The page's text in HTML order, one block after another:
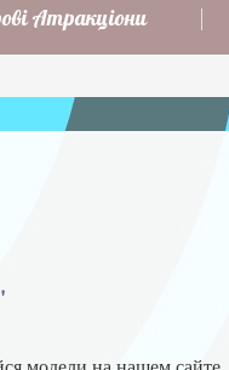
Атракціони